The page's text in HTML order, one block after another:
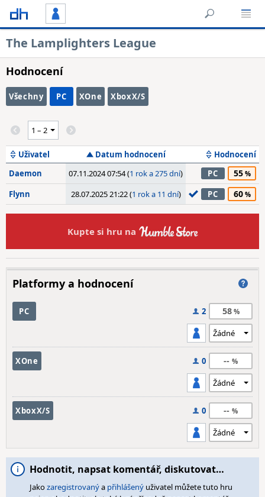
The Lamplighters League
Hodnocení
Všechny PC XOne XboxX/S
Uživatel Datum hodnocení
Hodnocení
Daemon
07.11.2024 07:54 (1 rok a 275 dní) PC 55
Flynn 28.07.2025 21:22 (1 rok a 11 dní) PC 60
Kupte si hru na
Platformy a hodnocení
PC 2 58
XOne 0 --
XboxX/S 0 --
Hodnotit, napsat komentář, diskutovat…
Jakozaregistrovanýa přihlášený uživatel můžete tuto hru